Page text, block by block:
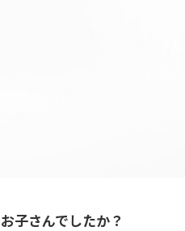
子さんでしたか？